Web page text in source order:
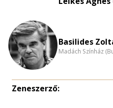
Basilides
Madách Színház
Zeneszerző: